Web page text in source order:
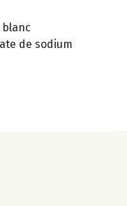
blanc
de sodium